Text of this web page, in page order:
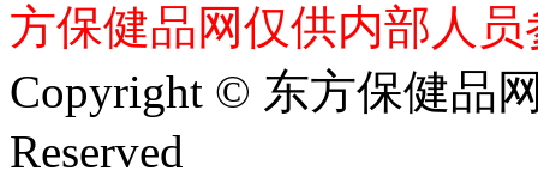
方保健品网仅供内部人
Copyright © 东方保健品
Reserved